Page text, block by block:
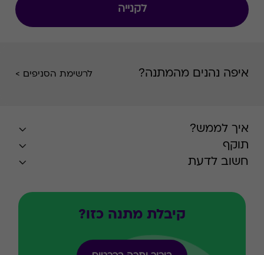
לקנייה
איפה נהנים מהמתנה? לרשימת הסניפים >
איך לממש?
תוקף
חשוב לדעת
קיבלת מתנה כזו?